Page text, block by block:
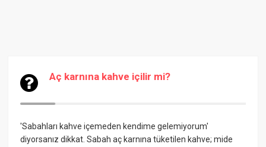
Aç karnına kahve içilir mi?
'Sabahları kahve içemeden kendime gelemiyorum'
diyorsanız dikkat. Sabah aç karnına tüketilen kahve; mide